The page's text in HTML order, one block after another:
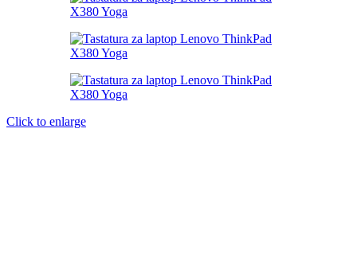
Click to enlarge